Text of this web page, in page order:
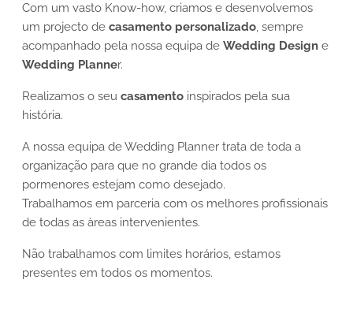
Com um vasto Know-how, criamos e desenvolvemos
um projecto de casamento personalizado, sempre
acompanhado pela nossa equipa de Wedding Design e
Wedding Planner.
Realizamos o seu casamento inspirados pela sua
história.
A nossa equipa de Wedding Planner trata de toda a
organização para que no grande dia todos os
pormenores estejam como desejado.
Trabalhamos em parceria com os melhores profissionais
de todas as àreas intervenientes.
Não trabalhamos com limites horários, estamos
presentes em todos os momentos.